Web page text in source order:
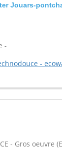
Jouars-
-
-
- Gros oeuvre